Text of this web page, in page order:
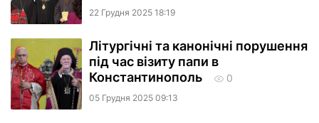
22 Грудня 2025 18:19
Літургічні та канонічні порушення
під час візиту папи в
Константинополь
0
05 Грудня 2025 09:13